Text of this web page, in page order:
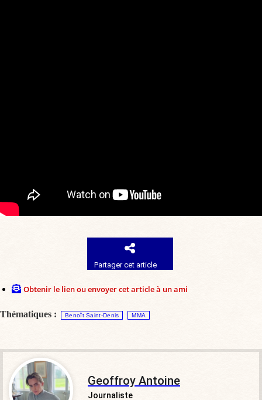
Partager cet article
Obtenir le lien ou envoyer cet article à un ami
Thématiques : Benoît Saint-Denis MMA
Geoffroy Antoine
Journaliste